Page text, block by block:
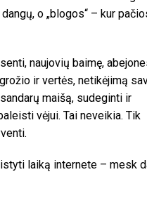
o „blogos“ – kur
naujovių baimę,
ir vertės, netikėjimą
maišą, sudeginti ir
vėjui. Tai neveikia. Tik
laiką internete – mesk